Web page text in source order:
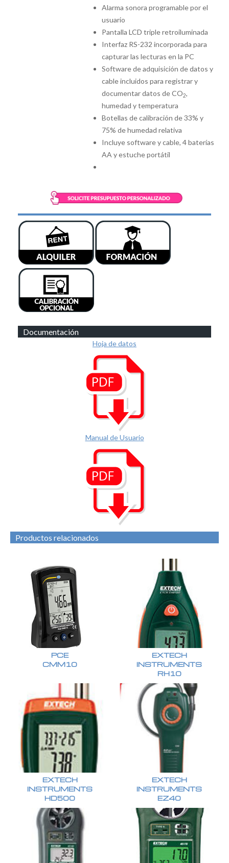
Alarma sonora programable por el
usuario
Pantalla LCD triple retroiluminada
Interfaz RS-232 incorporada para
capturar las lecturas en la PC
Software de adquisición de datos y
cable incluidos para registrar y
documentar datos de CO2,
humedad y temperatura
Botellas de calibración de 33% y
75% de humedad relativa
Incluye software y cable, 4 baterías
AA y estuche portátil
Documentación
Hoja de datos
Manual de Usuario
Productos relacionados
PCE
CMM10
EXTECH
INSTRUMENTS
RH10
EXTECH
INSTRUMENTS
HD500
EXTECH
INSTRUMENTS
EZ40